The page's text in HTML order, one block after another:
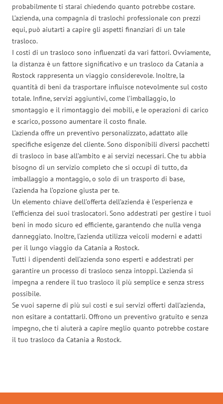
probabilmente ti starai chiedendo quanto potrebbe costare.
L’azienda, una compagnia di traslochi professionale con prezzi
equi, può aiutarti a capire gli aspetti finanziari di un tale
trasloco.
I costi di un trasloco sono influenzati da vari fattori. Ovviamente,
la distanza è un fattore significativo e un trasloco da Catania a
Rostock rappresenta un viaggio considerevole. Inoltre, la
quantità di beni da trasportare influisce notevolmente sul costo
totale. Infine, servizi aggiuntivi, come l’imballaggio, lo
smontaggio e il rimontaggio dei mobili, e le operazioni di carico
e scarico, possono aumentare il costo finale.
L’azienda offre un preventivo personalizzato, adattato alle
specifiche esigenze del cliente. Sono disponibili diversi pacchetti
di trasloco in base all’ambito e ai servizi necessari. Che tu abbia
bisogno di un servizio completo che si occupi di tutto, da
imballaggio a montaggio, o solo di un trasporto di base,
l’azienda ha l’opzione giusta per te.
Un elemento chiave dell’offerta dell’azienda è l’esperienza e
l’efficienza dei suoi traslocatori. Sono addestrati per gestire i tuoi
beni in modo sicuro ed efficiente, garantendo che nulla venga
danneggiato. Inoltre, l’azienda utilizza veicoli moderni e adatti
per il lungo viaggio da Catania a Rostock.
Tutti i dipendenti dell’azienda sono esperti e addestrati per
garantire un processo di trasloco senza intoppi. L’azienda si
impegna a rendere il tuo trasloco il più semplice e senza stress
possibile.
Se vuoi saperne di più sui costi e sui servizi offerti dall’azienda,
non esitare a contattarli. Offrono un preventivo gratuito e senza
impegno, che ti aiuterà a capire meglio quanto potrebbe costare
il tuo trasloco da Catania a Rostock.